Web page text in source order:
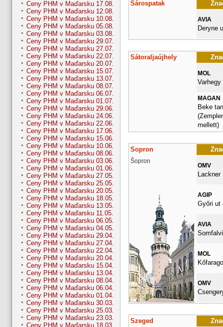
Ceny PHM v Maďarsku 17.08.
Ceny PHM v Maďarsku 12.08.
Ceny PHM v Maďarsku 10.08.
Ceny PHM v Maďarsku 05.08.
Ceny PHM v Maďarsku 03.08.
Ceny PHM v Maďarsku 29.07.
Ceny PHM v Maďarsku 27.07.
Ceny PHM v Maďarsku 22.07.
Ceny PHM v Maďarsku 20.07.
Ceny PHM v Maďarsku 15.07.
Ceny PHM v Maďarsku 13.07.
Ceny PHM v Maďarsku 08.07.
Ceny PHM v Maďarsku 06.07.
Ceny PHM v Maďarsku 01.07.
Ceny PHM v Maďarsku 29.06.
Ceny PHM v Maďarsku 24.06.
Ceny PHM v Maďarsku 22.06.
Ceny PHM v Maďarsku 17.06.
Ceny PHM v Maďarsku 15.06.
Ceny PHM v Maďarsku 10.06.
Ceny PHM v Maďarsku 08.06.
Ceny PHM v Maďarsku 03.06.
Ceny PHM v Maďarsku 01.06.
Ceny PHM v Maďarsku 27.05.
Ceny PHM v Maďarsku 25.05.
Ceny PHM v Maďarsku 20.05.
Ceny PHM v Maďarsku 18.05.
Ceny PHM v Maďarsku 13.05.
Ceny PHM v Maďarsku 11.05.
Ceny PHM v Maďarsku 06.05.
Ceny PHM v Maďarsku 04.05.
Ceny PHM v Maďarsku 29.04.
Ceny PHM v Maďarsku 27.04.
Ceny PHM v Maďarsku 22.04.
Ceny PHM v Maďarsku 20.04.
Ceny PHM v Maďarsku 15.04.
Ceny PHM v Maďarsku 13.04.
Ceny PHM v Maďarsku 08.04.
Ceny PHM v Maďarsku 06.04.
Ceny PHM v Maďarsku 01.04.
Ceny PHM v Maďarsku 30.03.
Ceny PHM v Maďarsku 25.03.
Ceny PHM v Maďarsku 23.03.
Ceny PHM v Maďarsku 18.03.
Sárospatak
AVIA
Deryne
Sátoraljaújhely
MOL
MAGAN
Beke
mellett)
Sopron
Šopron
OMV
AGIP
Győri ut
AVIA
MOL
OMV
Szeged